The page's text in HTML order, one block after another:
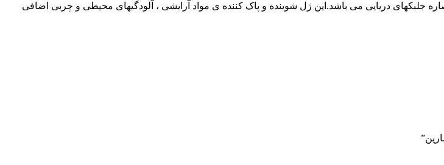
دریایی می باشد.این ژل شوینده و پاک کننده ی مواد آرایشی ، آلودگیهای محیطی و چربی اضافی